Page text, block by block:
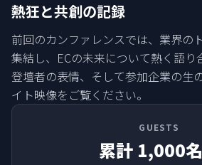
熱狂と共創の記録
前回のカンファレンスでは、業界の
集結し、ECの未来について熱く語り
登壇者の表情、そして参加企業の生
イト映像をご覧ください。
GUESTS
累計 1,000